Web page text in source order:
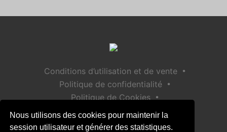
Nous utilisons des cookies pour maintenir la
session utilisateur et générer des statistiques.
Conditions d’utilisation et de vente •
Politique de confidentialité •
Politique de Cookies •
Politique de sécurité des enfants
Aide / Contact